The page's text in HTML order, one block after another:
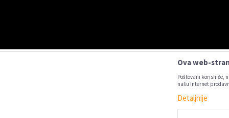
Nastojimo da budemo što
Svi artikli
Ova web-
Poštovani korisniče,
našu Internet
Detaljnije